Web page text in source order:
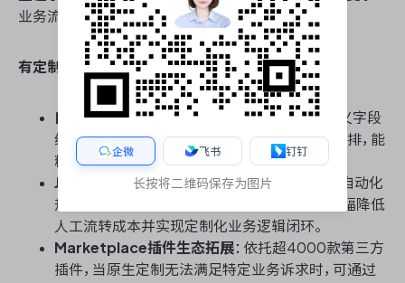
业务流程数字化的重装武器。
有定制化能力的项目管理能力核心能力 ：
自定义字段与工作流引擎
：支持无上限的自定义字段
组合，工作流状态、流转条件与触发器可深度编排，能
精准映射任何复杂审批与交付链路。
Jira Automation自动化规则：提供无代码的自动化
规则引擎，支持跨项目、跨字段的联动触发，大幅降低
人工流转成本并实现定制化业务逻辑闭环。
Marketplace插件生态拓展：依托超4000款第三方
插件，当原生定制无法满足特定业务诉求时，可通过
企微 飞书 钉钉
长按将二维码保存为图片